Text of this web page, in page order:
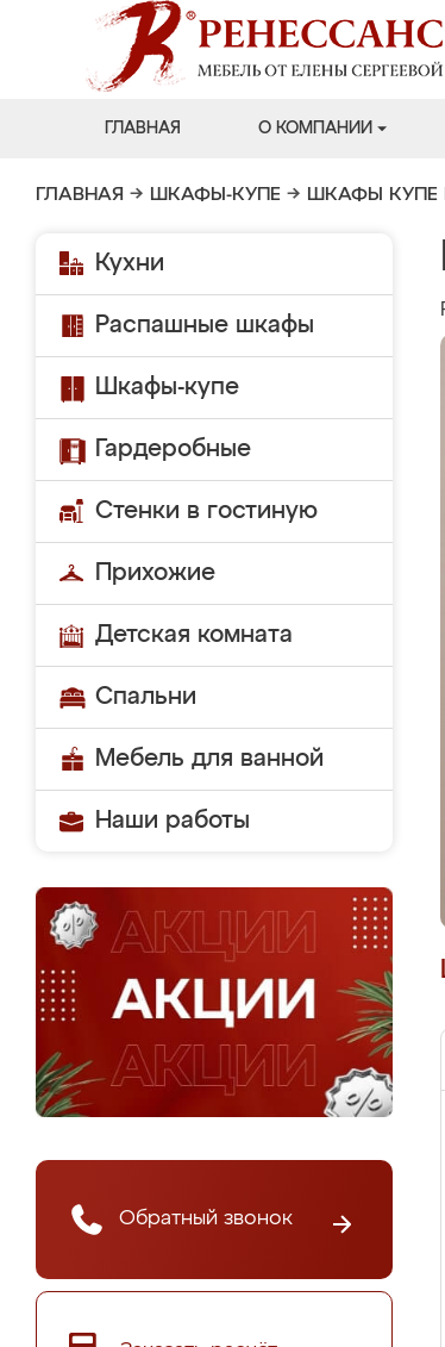
ГЛАВНАЯ О КОМПАНИИ
ГЛАВНАЯ → ШКАФЫ-КУПЕ → ШКАФЫ
Кухни
Распашные шкафы
Шкафы-купе
Гардеробные
Стенки в гостиную
Прихожие
Детская комната
Спальни
Мебель для ванной
Наши работы
Обратный звонок